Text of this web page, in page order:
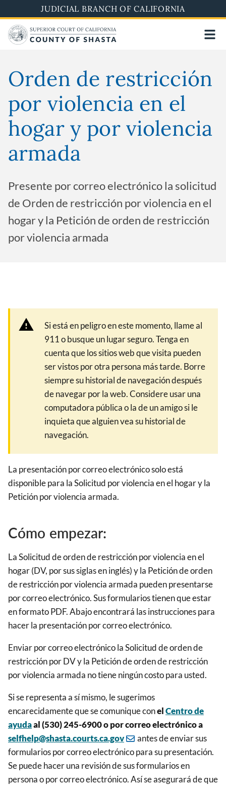
al
contenido
principal
JUDICIAL BRANCH OF CALIFORNIA
Orden de restricción
por violencia en el
hogar y por violencia
armada
Presente por correo electrónico la solicitud
de Orden de restricción por violencia en el
hogar y la Petición de orden de restricción
por violencia armada
Si está en peligro en este momento, llame al
911 o busque un lugar seguro. Tenga en
cuenta que los sitios web que visita pueden
ser vistos por otra persona más tarde. Borre
siempre su historial de navegación después
de navegar por la web. Considere usar una
computadora pública o la de un amigo si le
inquieta que alguien vea su historial de
navegación.
La presentación por correo electrónico solo está
disponible para la Solicitud por violencia en el hogar y la
Petición por violencia armada.
Cómo empezar:
La Solicitud de orden de restricción por violencia en el
hogar (DV, por sus siglas en inglés) y la Petición de orden
de restricción por violencia armada pueden presentarse
por correo electrónico. Sus formularios tienen que estar
en formato PDF. Abajo encontrará las instrucciones para
hacer la presentación por correo electrónico.
Enviar por correo electrónico la Solicitud de orden de
restricción por DV y la Petición de orden de restricción
por violencia armada no tiene ningún costo para usted.
Si se representa a sí mismo, le sugerimos
encarecidamente que se comunique conelCentro de
ayudaal (530) 245-6900 o por correo electrónico a
selfhelp@shasta.courts.ca.gov
antes de enviar sus
formularios por correo electrónico para su presentación.
Se puede hacer una revisión de sus formularios en
persona o por correo electrónico. Así se asegurará de que